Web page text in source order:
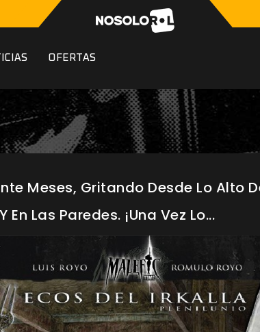
OFERTAS
Meses, Gritando Desde Lo Alto
Las Paredes. ¡Una Vez Lo...